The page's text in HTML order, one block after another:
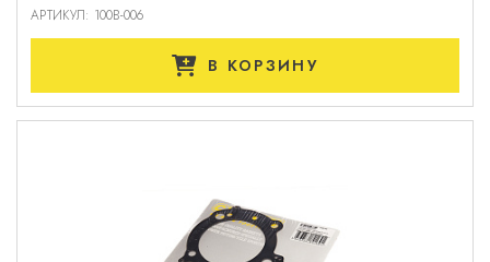
АРТИКУЛ: 100B-006
В КОРЗИНУ